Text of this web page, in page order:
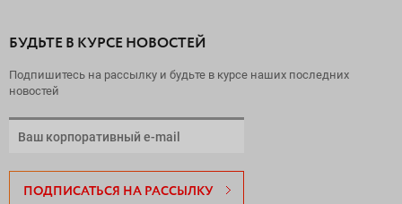
БУДЬТЕ В КУРСЕ НОВОСТЕЙ
Подпишитесь на рассылку и будьте в курсе наших последних
новостей
ПОДПИСАТЬСЯ НА РАССЫЛКУ